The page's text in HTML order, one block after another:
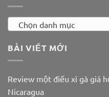
Chọn danh mục
BÀI VIẾT MỚI
Review một điếu xì gà giá
Nicaragua